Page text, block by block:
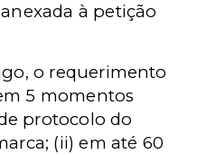
à petição
o requerimento
5 momentos
protocolo do
(ii) em até 60